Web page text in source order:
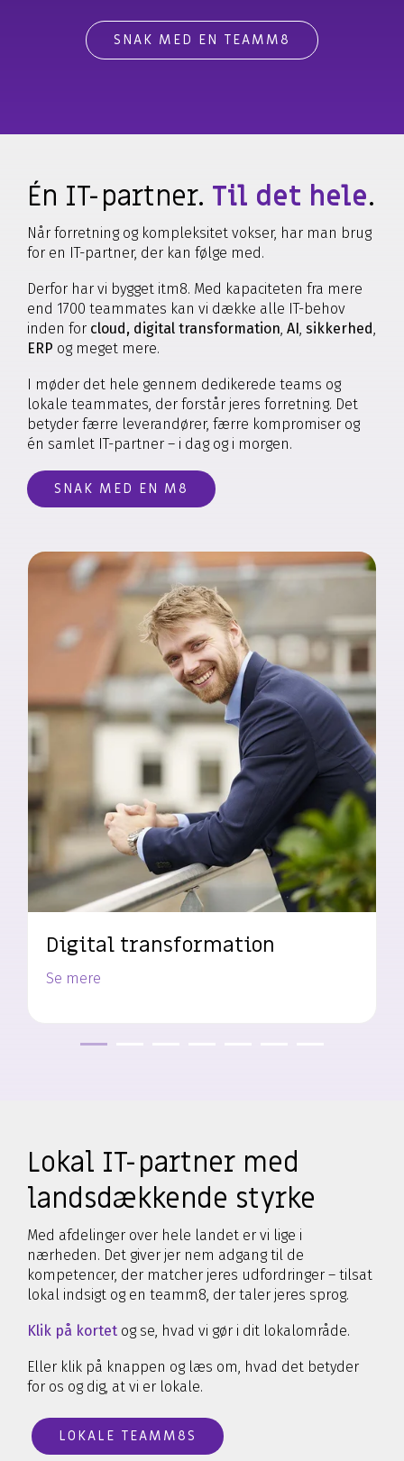
SNAK MED EN TEAMM8
Én IT-partner. Til det hele.
Når forretning og kompleksitet vokser, har man brug
for en IT-partner, der kan følge med.
Derfor har vi bygget itm8. Med kapaciteten fra mere
end 1700 teammates kan vi dække alle IT-behov
inden for cloud, digital transformation, AI, sikkerhed,
ERP og meget mere.
I møder det hele gennem dedikerede teams og
lokale teammates, der forstår jeres forretning. Det
betyder færre leverandører, færre kompromiser og
én samlet IT-partner – i dag og i morgen.
SNAK MED EN M8
Digital transformation
Se mere
Lokal IT-partner med
landsdækkende styrke
Med afdelinger over hele landet er vi lige i
nærheden. Det giver jer nem adgang til de
kompetencer, der matcher jeres udfordringer – tilsat
lokal indsigt og en teamm8, der taler jeres sprog.
Klik på kortet og se, hvad vi gør i dit lokalområde.
Eller klik på knappen og læs om, hvad det betyder
for os og dig, at vi er lokale.
LOKALE TEAMM8S